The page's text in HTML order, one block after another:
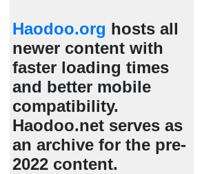
Haodoo.org hosts all
newer content with
faster loading times
and better mobile
compatibility.
Haodoo.net serves as
an archive for the pre-
2022 content.